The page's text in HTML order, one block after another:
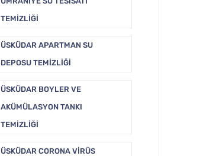
TEMIZLIĞI
ÜSKÜDAR APARTMAN SU
DEPOSU TEMIZLIĞI
ÜSKÜDAR BOYLER VE
AKÜMÜLASYON TANKI
TEMIZLIĞI
ÜSKÜDAR CORONA VIRÜS